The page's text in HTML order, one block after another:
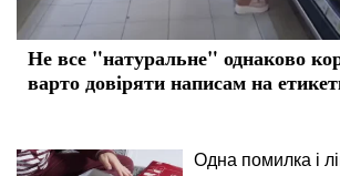
Не все "натуральне" однаково
варто довіряти написам на
Одна помилка і